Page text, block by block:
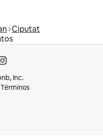
Ciputat
Inc.
Términos